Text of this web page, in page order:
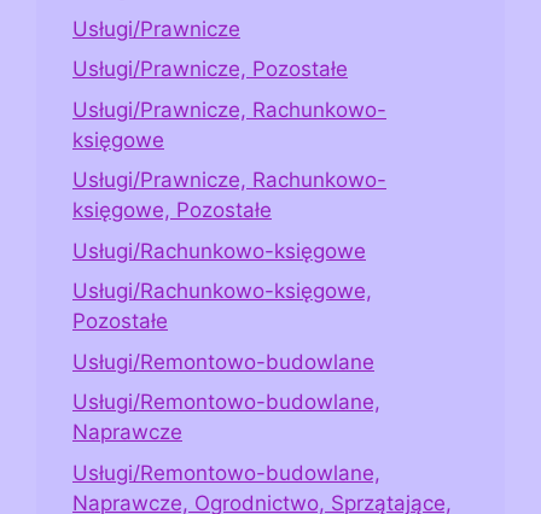
Usługi/Prawnicze
Usługi/Prawnicze, Pozostałe
Usługi/Prawnicze, Rachunkowo-
księgowe
Usługi/Prawnicze, Rachunkowo-
księgowe, Pozostałe
Usługi/Rachunkowo-księgowe
Usługi/Rachunkowo-księgowe,
Pozostałe
Usługi/Remontowo-budowlane
Usługi/Remontowo-budowlane,
Naprawcze
Usługi/Remontowo-budowlane,
Naprawcze, Ogrodnictwo, Sprzątające,